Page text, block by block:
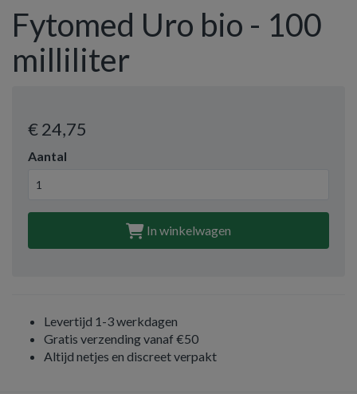
Fytomed Uro bio - 100
milliliter
€ 24,75
Aantal
In winkelwagen
Levertijd 1-3 werkdagen
Gratis verzending vanaf €50
Altijd netjes en discreet verpakt